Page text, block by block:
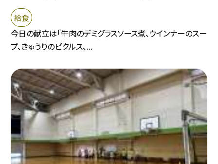
給食
今日の献立は「牛肉のデミグラスソース煮、ウインナーのスー
プ、きゅうりのピクルス、...